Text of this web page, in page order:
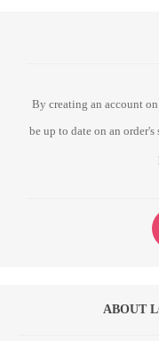
By creating an account
be up to date on an
ABOUT